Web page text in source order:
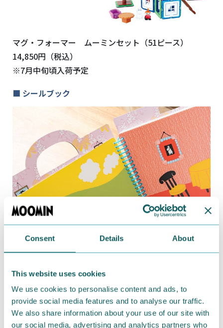
Consent Details About
This website uses cookies
We use cookies to personalise content and ads, to
provide social media features and to analyse our traffic.
We also share information about your use of our site with
our social media, advertising and analytics partners who
マグ・フォーマー ムーミンセット（51ピース）
14,850円（税込）
※7月中旬頃入荷予定
■ シールブック
ムーミン谷の季節を感じる8 種の背景に、 204片のキャ